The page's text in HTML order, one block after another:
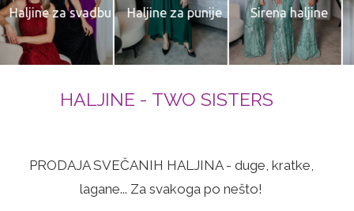
Duge svečane
haljine
Kratke svečane
haljine
Maturske haljine
HALJINE - TWO SISTERS
PRODAJA SVEČANIH HALJINA - duge, kratke,
lagane... Za svakoga po nešto!